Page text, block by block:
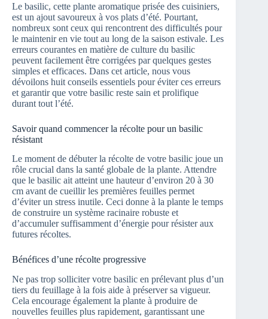
Le basilic, cette plante aromatique prisée des cuisiniers,
est un ajout savoureux à vos plats d’été. Pourtant,
nombreux sont ceux qui rencontrent des difficultés pour
le maintenir en vie tout au long de la saison estivale. Les
erreurs courantes en matière de culture du basilic
peuvent facilement être corrigées par quelques gestes
simples et efficaces. Dans cet article, nous vous
dévoilons huit conseils essentiels pour éviter ces erreurs
et garantir que votre basilic reste sain et prolifique
durant tout l’été.
Savoir quand commencer la récolte pour un basilic
résistant
Le moment de débuter la récolte de votre basilic joue un
rôle crucial dans la santé globale de la plante. Attendre
que le basilic ait atteint une hauteur d’environ 20 à 30
cm avant de cueillir les premières feuilles permet
d’éviter un stress inutile. Ceci donne à la plante le temps
de construire un système racinaire robuste et
d’accumuler suffisamment d’énergie pour résister aux
futures récoltes.
Bénéfices d’une récolte progressive
Ne pas trop solliciter votre basilic en prélevant plus d’un
tiers du feuillage à la fois aide à préserver sa vigueur.
Cela encourage également la plante à produire de
nouvelles feuilles plus rapidement, garantissant une